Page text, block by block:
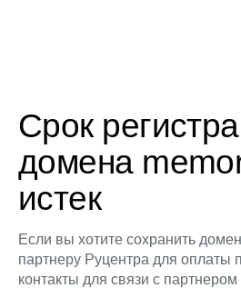
Срок
домена
истек
Если вы хотите сохранить
партнеру Руцентра для оплаты
контакты для связи с